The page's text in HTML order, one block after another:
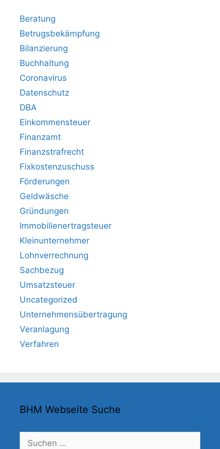
Beratung
Betrugsbekämpfung
Bilanzierung
Buchhaltung
Coronavirus
Datenschutz
DBA
Einkommensteuer
Finanzamt
Finanzstrafrecht
Fixkostenzuschuss
Förderungen
Geldwäsche
Gründungen
Immobilienertragsteuer
Kleinunternehmer
Lohnverrechnung
Sachbezug
Umsatzsteuer
Uncategorized
Unternehmensübertragung
Veranlagung
Verfahren
BHM Webseite Suche